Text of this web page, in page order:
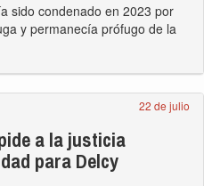
sido condenado en 2023 por
y permanecía prófugo de la
22 de julio
a la justicia
para Delcy